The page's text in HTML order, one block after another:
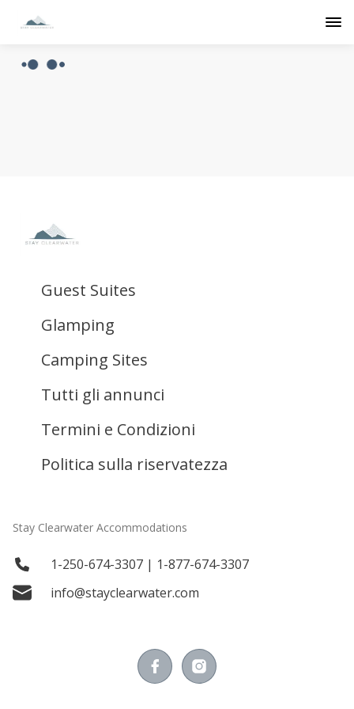
Guest Suites
Glamping
Camping Sites
Tutti gli annunci
Termini e Condizioni
Politica sulla riservatezza
Stay Clearwater Accommodations
1-250-674-3307 | 1-877-674-3307
info@stayclearwater.com